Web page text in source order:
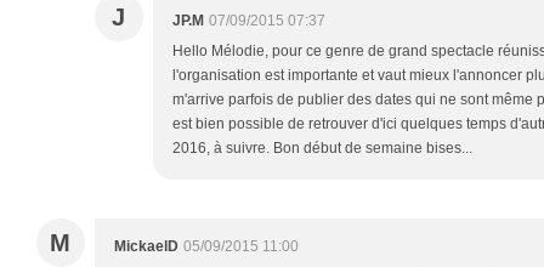
J JP.M 07/09/2015 07:37
Hello Mélodie, pour ce genre de grand spectacle
l'organisation est importante et vaut mieux l'annoncer
m'arrive parfois de publier des dates qui ne sont même
est bien possible de retrouver d'ici quelques temps
2016, à suivre. Bon début de semaine bises...
M MickaelD 05/09/2015 11:00